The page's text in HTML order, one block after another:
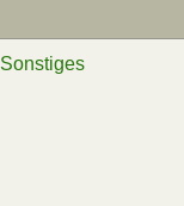
Sonstiges